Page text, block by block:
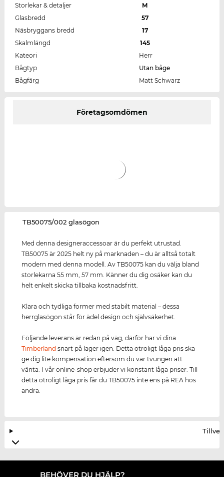
Storlekar & detaljer
M
Glasbredd
57
Näsbryggans bredd
17
Skalmlängd
145
Kateori
Herr
Bågtyp
Utan båge
Bågfärg
Matt Schwarz
Företagsomdömen
‌TB50075/002 glasögon
Med denna designeraccessoar är du perfekt utrustad.
TB50075 är 2025 helt ny på marknaden – du är alltså totalt
modern med denna modell. Av TB50075 kan du välja bland
storlekarna 55 mm, 57 mm. Känner du dig osäker kan du
helt enkelt skicka tillbaka kostnadsfritt.
Klara och tydliga former med stabilt material – dessa
herrglasögon står för ädel design och självsäkerhet.
Följande leverans är redan på väg, därför har vi dina
Timberland snart på lager igen. Detta otroligt låga pris ska
ge dig lite kompensation eftersom du var tvungen att
vänta. I vår online-shop erbjuder vi konstant låga priser. Till
detta otroligt låga pris får du TB50075 inte ens på REA hos
andra.
BEHÖVER DU HJÄLP?